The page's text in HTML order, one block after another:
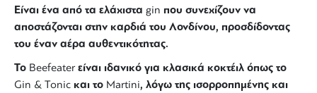
Είναι ένα από τα ελάχιστα gin που συνεχίζουν να
αποστάζονται στην καρδιά του Λονδίνου, προσδίδοντας
του έναν αέρα αυθεντικότητας.
Το Beefeaterείναι ιδανικό για κλασικά κοκτέιλ όπως το
Gin & Tonic και το Martini, λόγω της ισορροπημένης και